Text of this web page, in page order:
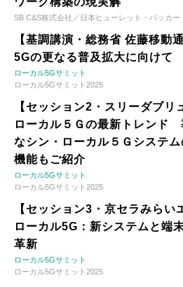
SB C&S株式会社／日本ヒューレット・パッカー
【基調講演・総務省 佐藤移動
5Gの更なる普及拡大に向けて
ローカル5Gサミット
ローカル5Gサミット2025
【セッション2・スリーダブリ
ローカル５Ｇの最新トレンド
なシン・ローカル５Ｇシステ
機能もご紹介
ローカル5Gサミット
ローカル5Gサミット2025
【セッション3・京セラみらい
ローカル5G：新システムと端
革新
ローカル5Gサミット
ローカル5Gサミット2025